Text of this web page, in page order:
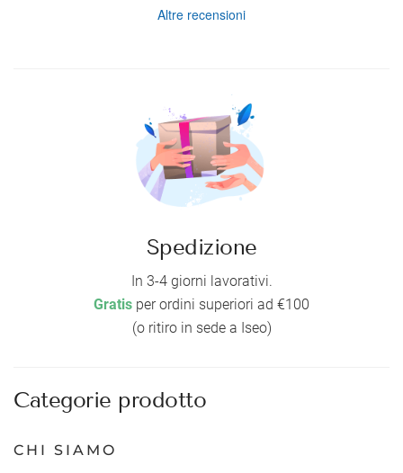
Altre recensioni
Spedizione
In 3-4 giorni lavorativi.
Gratis per ordini superiori ad €100
(o ritiro in sede a Iseo)
Categorie prodotto
CHI SIAMO